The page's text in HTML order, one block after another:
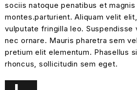
sociis natoque penatibus et
montes.parturient. Aliquam velit
vulputate fringilla leo. Suspendisse
nec ornare. Mauris pharetra sem
pretium elit elementum. Phasellus
rhoncus, sollicitudin sem eget.